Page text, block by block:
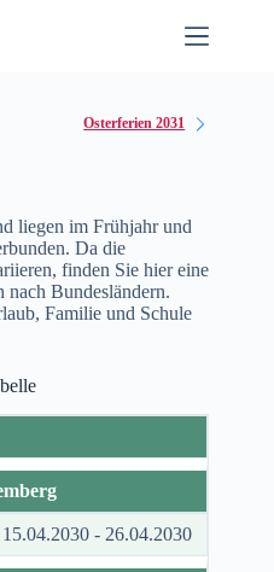
Osterferien 2031
liegen im Frühjahr und
Da die
finden Sie hier eine
nach Bundesländern.
Familie und Schule
15.04.2030 - 26.04.2030